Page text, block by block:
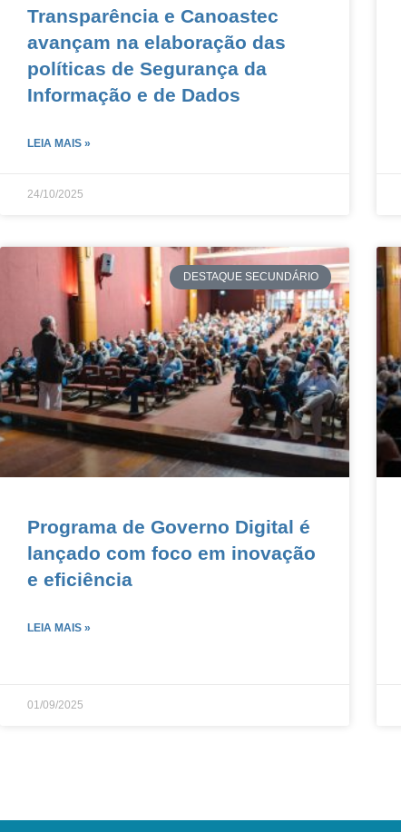
Transparência e Canoastec
avançam na elaboração das
políticas de Segurança da
Informação e de Dados
LEIA MAIS »
24/10/2025
DESTAQUE SECUNDÁRIO
Programa de Governo Digital é
lançado com foco em inovação
e eficiência
LEIA MAIS »
01/09/2025